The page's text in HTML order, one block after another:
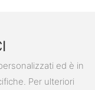
ed è in
Per ulteriori